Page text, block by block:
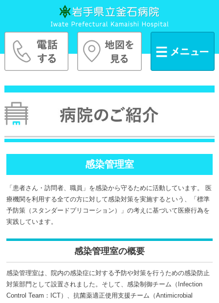
感染管理室
「患者さん・訪問者、職員」を感染から守るために活動しています。 医
療機関を利用する全ての方に対して感染対策を実施するという、「標準
予防策（スタンダードプリコーション）」の考えに基づいて医療行為を
実践しています。
感染管理室の概要
感染管理室は、院内の感染症に対する予防や対策を行うための感染防止
対策部門として設置されました。そして、感染制御チーム（Infection
Control Team：ICT）、抗菌薬適正使用支援チーム（Antimicrobial